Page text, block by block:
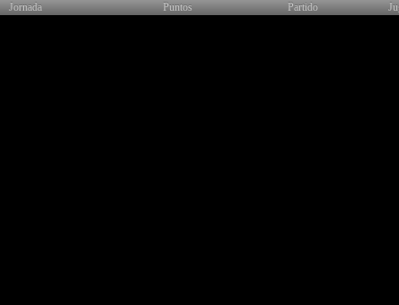
Jornada Puntos Partido